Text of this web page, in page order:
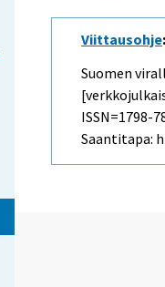
Viittausohje:
Suomen
ISSN=1798-
Saantitapa: